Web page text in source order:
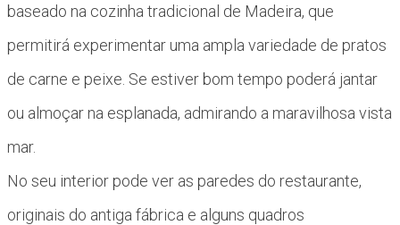
baseado na cozinha tradicional de Madeira, que
permitirá experimentar uma ampla variedade de pratos
de carne e peixe. Se estiver bom tempo poderá jantar
ou almoçar na esplanada, admirando a maravilhosa vista
mar.
No seu interior pode ver as paredes do restaurante,
originais do antiga fábrica e alguns quadros